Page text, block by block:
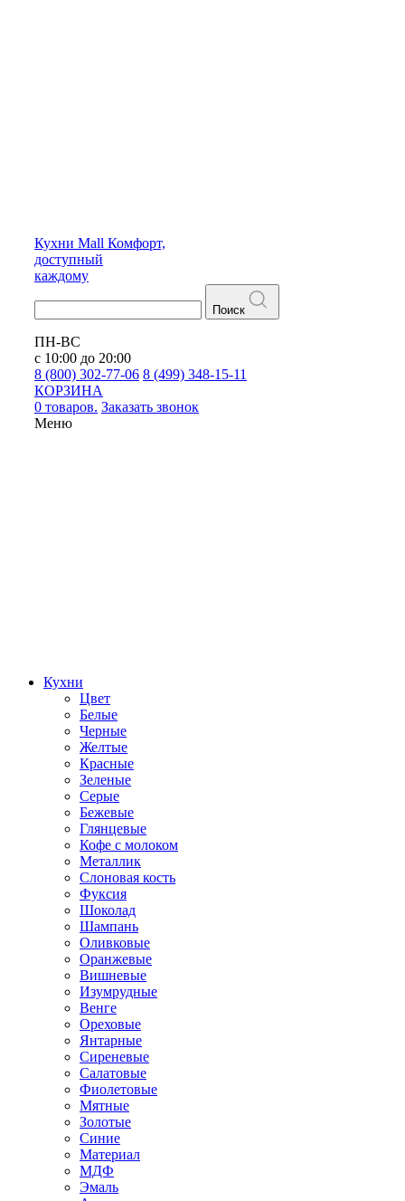
Кухни Mall Комфорт,
доступный
каждому
Поиск
ПН-ВС
с 10:00 до 20:00
8 (800) 302-77-06 8 (499) 348-15-11
КОРЗИНА
0 товаров. Заказать звонок
Меню
Кухни
Цвет
Белые
Черные
Желтые
Красные
Зеленые
Серые
Бежевые
Глянцевые
Кофе с молоком
Металлик
Слоновая кость
Фуксия
Шоколад
Шампань
Оливковые
Оранжевые
Вишневые
Изумрудные
Венге
Ореховые
Янтарные
Сиреневые
Салатовые
Фиолетовые
Мятные
Золотые
Синие
Материал
МДФ
Эмаль